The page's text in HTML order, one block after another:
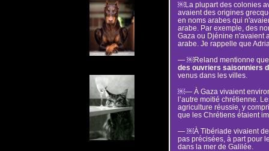
￼La plupart des colonies
avaient des origines
en noms arabes qui
arabe. Par exemple, des
Gaza ou Djénine n'avaient
arabe. Je rappelle que
— ￼Reland mentionne que
des ouvriers saisonniers
venus dans les villes.
￼— À Gaza vivaient
l’autre moitié chrétienne.
agriculture réussie, y
que les Chrétiens étaient
— ￼À Tibériade vivaient
pas précisées, à part pour
dans la mer de Galilée.